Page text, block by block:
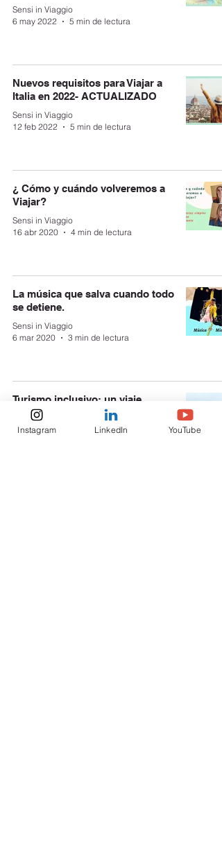
Sensi in Viaggio
6 may 2022
5 min de lectura
Nuevos requisitos para Viajar a
Italia en 2022- ACTUALIZADO
Sensi in Viaggio
12 feb 2022
5 min de lectura
¿ Cómo y cuándo volveremos a
Viajar?
Sensi in Viaggio
16 abr 2020
4 min de lectura
La música que salva cuando todo
se detiene.
Sensi in Viaggio
6 mar 2020
3 min de lectura
Turismo inclusivo: un viaje
pensado para personas con
capacidades especiales.
Instagram LinkedIn YouTube